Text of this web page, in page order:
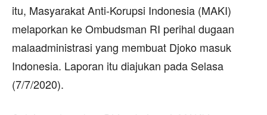
itu, Masyarakat Anti-Korupsi Indonesia (MAKI)
melaporkan ke Ombudsman RI perihal dugaan
malaadministrasi yang membuat Djoko masuk
Indonesia. Laporan itu diajukan pada Selasa
(7/7/2020).